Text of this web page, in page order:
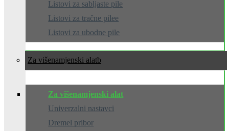
Listovi za sabljaste pile
Listovi za tračne pilee
Listovi za ubodne pile
Za višenamjenski alat
Za višenamjenski alat
Univerzalni nastavci
Dremel pribor